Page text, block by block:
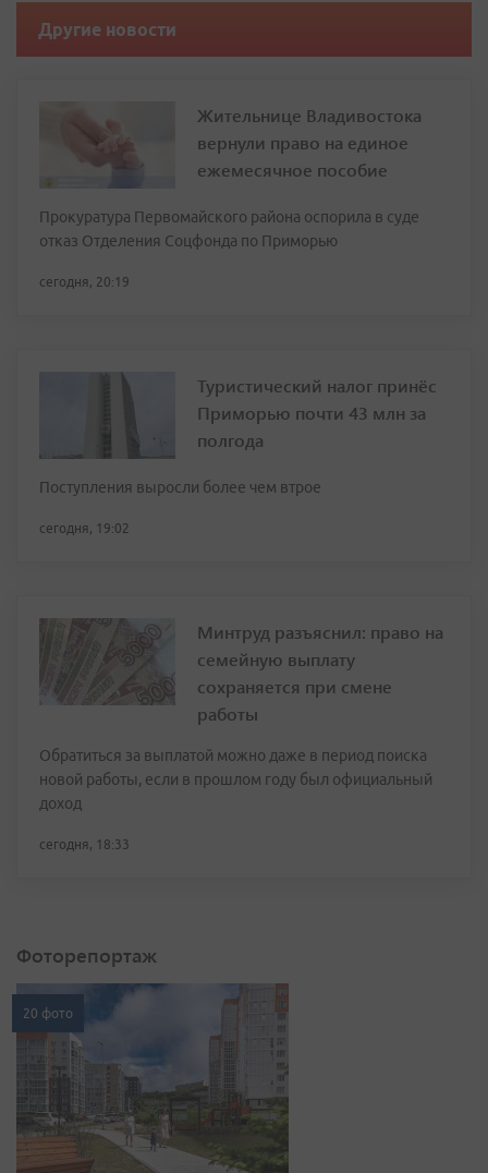
Другие новости
Жительнице Владивостока
вернули право на единое
ежемесячное пособие
Прокуратура Первомайского района оспорила в суде
отказ Отделения Соцфонда по Приморью
сегодня, 20:19
Туристический налог принёс
Приморью почти 43 млн за
полгода
Поступления выросли более чем втрое
сегодня, 19:02
Минтруд разъяснил: право на
семейную выплату
сохраняется при смене
работы
Обратиться за выплатой можно даже в период поиска
новой работы, если в прошлом году был официальный
доход
сегодня, 18:33
Фоторепортаж
20 фото